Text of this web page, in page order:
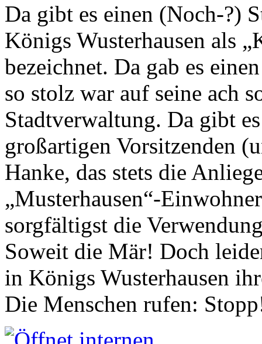
Da gibt es einen (Noch-?)
Königs Wusterhausen als
bezeichnet. Da gab es
so stolz war auf seine ach
Stadtverwaltung. Da gibt
großartigen Vorsitzenden
Hanke, das stets die
„Musterhausen“-
sorgfältigst die
Soweit die Mär! Doch
in Königs Wusterhausen
Die Menschen rufen: